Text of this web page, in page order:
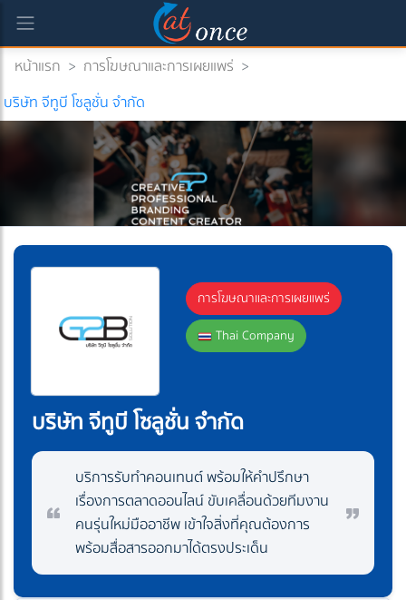
หน้าแรก > การโฆษณาและการเผยแพร่ >
บริษัท จีทูบี โซลูชั่น จำกัด
การโฆษณาและการเผยแพร่
Thai Company
บริษัท จีทูบี โซลูชั่น จำกัด
บริการรับทำคอนเทนต์ พร้อมให้คำปรึกษา
เรื่องการตลาดออนไลน์ ขับเคลื่อนด้วยทีมงาน
คนรุ่นใหม่มืออาชีพ เข้าใจสิ่งที่คุณต้องการ
พร้อมสื่อสารออกมาได้ตรงประเด็น